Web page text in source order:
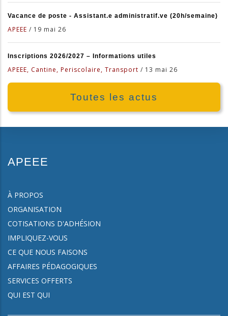
Vacance de poste - Assistant.e administratif.ve (20h/semaine)
APEEE / 19 mai 26
Inscriptions 2026/2027 – Informations utiles
APEEE, Cantine, Periscolaire, Transport / 13 mai 26
Toutes les actus
APEEE
À PROPOS
ORGANISATION
COTISATIONS D'ADHÉSION
IMPLIQUEZ-VOUS
CE QUE NOUS FAISONS
AFFAIRES PÉDAGOGIQUES
SERVICES OFFERTS
QUI EST QUI